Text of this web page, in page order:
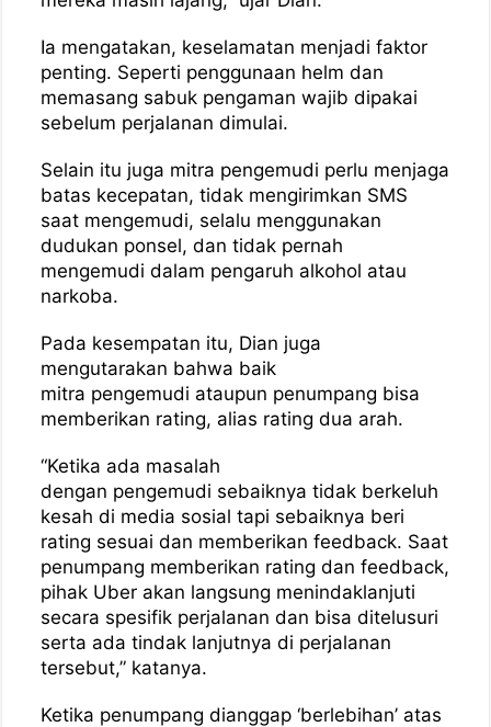
Ia mengatakan, keselamatan menjadi faktor
penting. Seperti penggunaan helm dan
memasang sabuk pengaman wajib dipakai
sebelum perjalanan dimulai.
Selain itu juga mitra pengemudi perlu menjaga
batas kecepatan, tidak mengirimkan SMS
saat mengemudi, selalu menggunakan
dudukan ponsel, dan tidak pernah
mengemudi dalam pengaruh alkohol atau
narkoba.
Pada kesempatan itu, Dian juga
mengutarakan bahwa baik
mitra pengemudi ataupun penumpang bisa
memberikan rating, alias rating dua arah.
“Ketika ada masalah
dengan pengemudi sebaiknya tidak berkeluh
kesah di media sosial tapi sebaiknya beri
rating sesuai dan memberikan feedback. Saat
penumpang memberikan rating dan feedback,
pihak Uber akan langsung menindaklanjuti
secara spesifik perjalanan dan bisa ditelusuri
serta ada tindak lanjutnya di perjalanan
tersebut,” katanya.
Ketika penumpang dianggap ‘berlebihan’ atas